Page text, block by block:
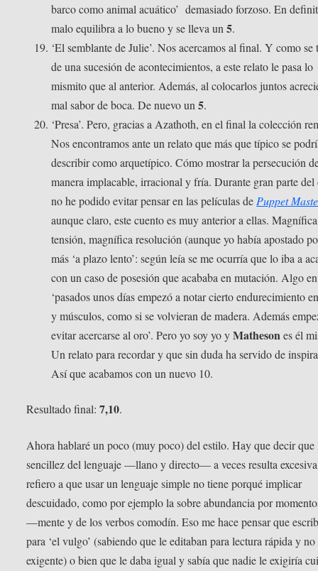
barco como animal acuático’ demasiado forzoso. En
malo equilibra a lo bueno y se lleva un5.
‘El semblante de Julie’. Nos acercamos al final. Y como se
de una sucesión de acontecimientos, a este relato le pasa lo
mismito que al anterior. Además, al colocarlos juntos
mal sabor de boca. De nuevo un5.
‘Presa’. Pero, gracias a Azathoth, en el final la colección
Nos encontramos ante un relato que más que típico se
describir como arquetípico. Cómo mostrar la persecución
manera implacable, irracional y fría. Durante gran parte del
no he podido evitar pensar en las películas de Puppet
aunque claro, este cuento es muy anterior a ellas. Magnífica
tensión, magnífica resolución (aunque yo había apostado
más ‘a plazo lento’: según leía se me ocurría que lo iba a
con un caso de posesión que acababa en mutación. Algo
‘pasados unos días empezó a notar cierto endurecimiento
y músculos, como si se volvieran de madera. Además
evitar acercarse al oro’. Pero yo soy yo yMathesones él
Un relato para recordar y que sin duda ha servido de
Así que acabamos con un nuevo 10.
Resultado final:7,10.
Ahora hablaré un poco (muy poco) del estilo. Hay que decir que
sencillez del lenguaje —llano y directo— a veces resulta
refiero a que usar un lenguaje simple no tiene porqué implicar
descuidado, como por ejemplo la sobre abundancia por
—mente y de los verbos comodín. Eso me hace pensar que
para ‘el vulgo’ (sabiendo que le editaban para lectura rápida y no
exigente) o bien que le daba igual y sabía que nadie le exigiría